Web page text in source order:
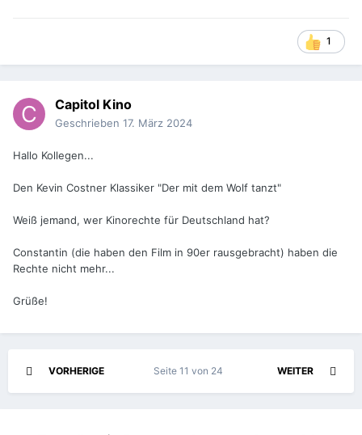
1
Capitol Kino
Geschrieben 17. März 2024
Hallo Kollegen...
Den Kevin Costner Klassiker "Der mit dem Wolf tanzt"
Weiß jemand, wer Kinorechte für Deutschland hat?
Constantin (die haben den Film in 90er rausgebracht) haben die
Rechte nicht mehr...
Grüße!
VORHERIGE WEITER
Seite 11 von 24